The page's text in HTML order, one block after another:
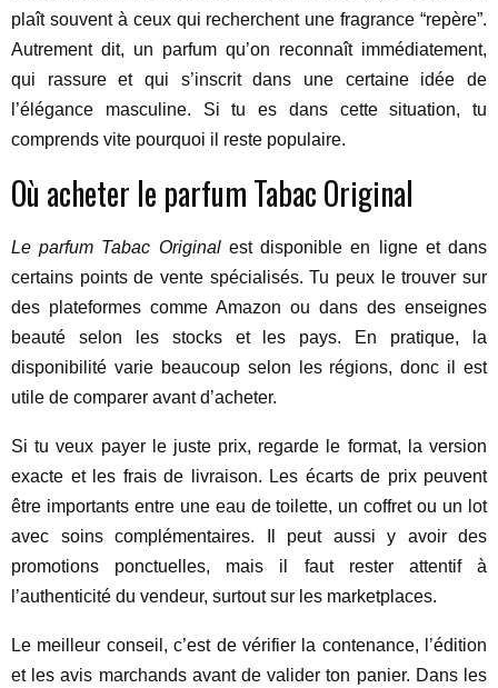
plaît souvent à ceux qui recherchent une fragrance “repère”.
Autrement dit, un parfum qu’on reconnaît immédiatement,
qui rassure et qui s’inscrit dans une certaine idée de
l’élégance masculine. Si tu es dans cette situation, tu
comprends vite pourquoi il reste populaire.
Où acheter le parfum Tabac Original
Le parfum Tabac Originalest disponible en ligne et dans
certains points de vente spécialisés. Tu peux le trouver sur
des plateformes comme Amazon ou dans des enseignes
beauté selon les stocks et les pays. En pratique, la
disponibilité varie beaucoup selon les régions, donc il est
utile de comparer avant d’acheter.
Si tu veux payer le juste prix, regarde le format, la version
exacte et les frais de livraison. Les écarts de prix peuvent
être importants entre une eau de toilette, un coffret ou un lot
avec soins complémentaires. Il peut aussi y avoir des
promotions ponctuelles, mais il faut rester attentif à
l’authenticité du vendeur, surtout sur les marketplaces.
Le meilleur conseil, c’est de vérifier la contenance, l’édition
et les avis marchands avant de valider ton panier. Dans les